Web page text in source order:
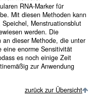
RNA-Marker für
Mit diesen Methoden kann
Menstruationsblut
werden. Die
an dieser Methode, die unter
eine enorme Sensitivität
es noch einige Zeit
zur Anwendung
zurück zur Übersicht